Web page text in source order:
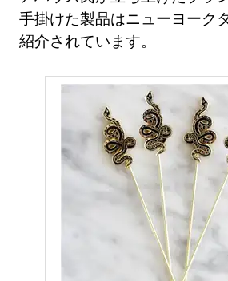
手掛けた製品はニューヨーク
紹介されています。